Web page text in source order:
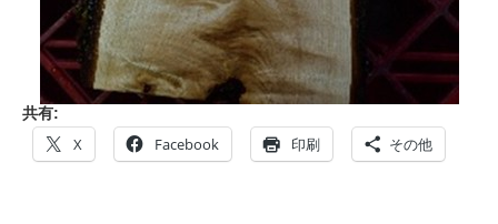
共有:
X Facebook 印刷 その他